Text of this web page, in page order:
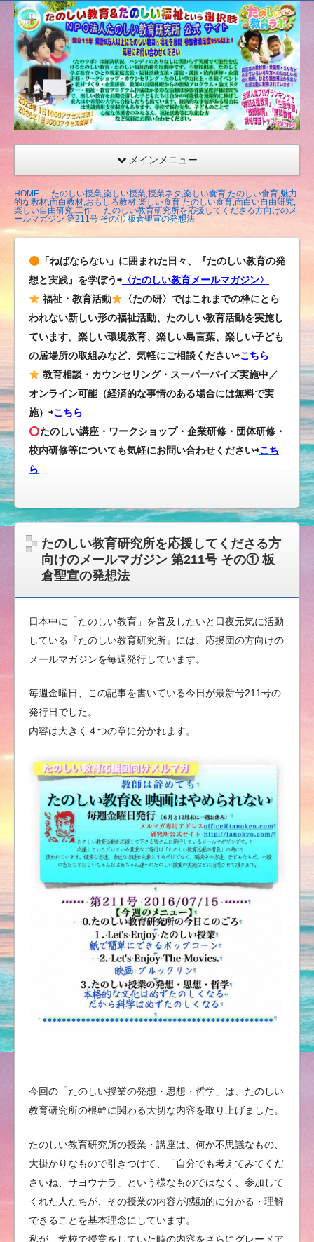
たの
しい
教育
研究
所
（沖
縄）
公式
ト
メインメニュー
HOME
たのしい授業,楽しい授業,授業ネタ,楽しい食育 たのしい食育,魅力
的な教材,面白教材,おもしろ教材,楽しい食育 たのしい食育,面白い自由研究,
楽しい自由研究,工作
たのしい教育研究所を応援してくださる方向けのメ
ールマガジン 第211号 その① 板倉聖宣の発想法
「ねばならない」に囲まれた日々、『たのしい教育の発
想と実践』を学ぼう⇨ 〈たのしい教育メールマガジン〉
福祉・教育活動
〈たの研〉ではこれまでの枠にとら
われない新しい形の福祉活動、たのしい教育活動を実施し
ています。楽しい環境教育、楽しい島言葉、楽しい子ども
の居場所の取組みなど、気軽にご相談ください⇨こちら
教育相談・カウンセリング・スーパーバイズ実施中／
オンライン可能（経済的な事情のある場合には無料で実
施）⇨こちら
たのしい講座・ワークショップ・企業研修・団体研修・
校内研修等についても気軽にお問い合わせください⇨こち
ら
たのしい教育研究所を応援してくださる方
向けのメールマガジン 第211号 その① 板
倉聖宣の発想法
日本中に「たのしい教育」を普及したいと日夜元気に活動
している『たのしい教育研究所』には、応援団の方向けの
メールマガジンを毎週発行しています。
毎週金曜日、この記事を書いている今日が最新号211号の
発行日でした。
内容は大きく４つの章に分かれます。
今回の「たのしい授業の発想・思想・哲学」は、たのしい
教育研究所の根幹に関わる大切な内容を取り上げました。
たのしい教育研究所の授業・講座は、何か不思議なもの、
大掛かりなもので引きつけて、「自分でも考えてみてくだ
さいね、サヨウナラ」という様なものではなく、参加して
くれた人たちが、その授業の内容が感動的に分かる・理解
できることを基本理念にしています。
私が、学校で授業をしていた時の内容をさらにグレードア